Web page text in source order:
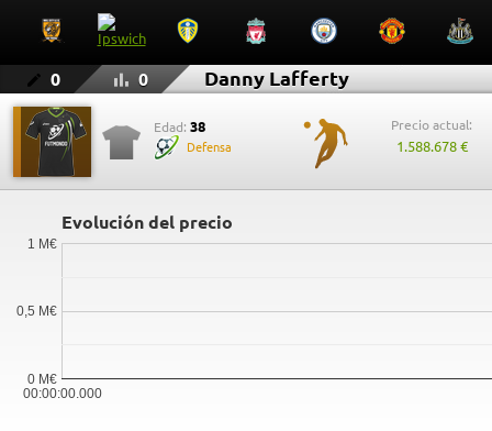
0 0 Danny Lafferty
Edad: 38
Defensa
Precio actual:
1.588.678 €
Evolución del precio
00:00:00.000
0 M€
0,5 M€
1 M€